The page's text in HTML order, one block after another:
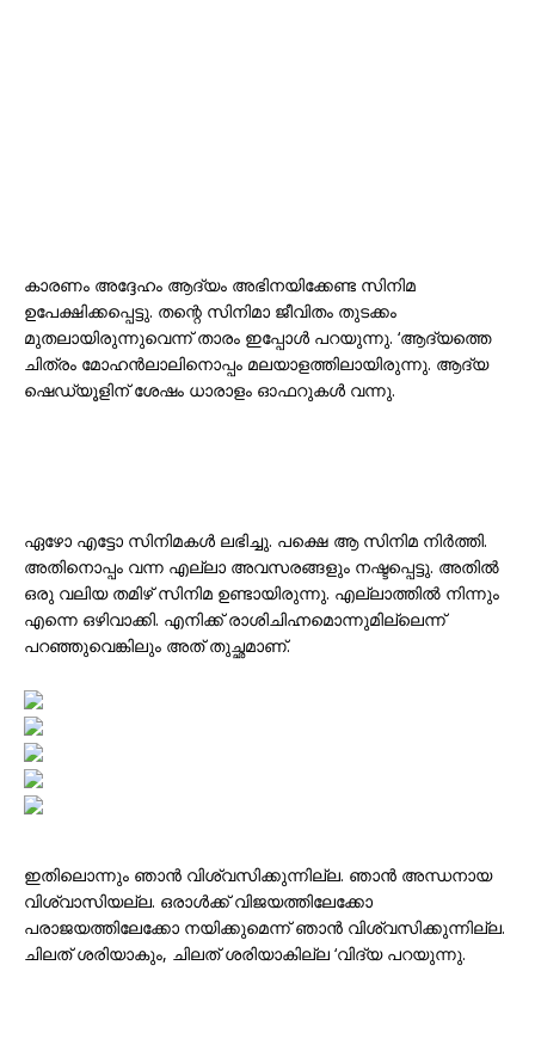
കാരണം അദ്ദേഹം ആദ്യം അഭിനയിക്കേണ്ട സിനിമ
ഉപേക്ഷിക്കപ്പെട്ടു. തന്റെ സിനിമാ ജീവിതം തുടക്കം
മുതലായിരുന്നുവെന്ന് താരം ഇപ്പോൾ പറയുന്നു. ‘ആദ്യത്തെ
ചിത്രം മോഹൻലാലിനൊപ്പം മലയാളത്തിലായിരുന്നു. ആദ്യ
ഷെഡ്യൂളിന് ശേഷം ധാരാളം ഓഫറുകൾ വന്നു.
ഏഴോ എട്ടോ സിനിമകൾ ലഭിച്ചു. പക്ഷെ ആ സിനിമ നിർത്തി.
അതിനൊപ്പം വന്ന എല്ലാ അവസരങ്ങളും നഷ്ടപ്പെട്ടു. അതിൽ
ഒരു വലിയ തമിഴ് സിനിമ ഉണ്ടായിരുന്നു. എല്ലാത്തിൽ നിന്നും
എന്നെ ഒഴിവാക്കി. എനിക്ക് രാശിചിഹ്നമൊന്നുമില്ലെന്ന്
പറഞ്ഞുവെങ്കിലും അത് തുച്ഛമാണ്.
ഇതിലൊന്നും ഞാൻ വിശ്വസിക്കുന്നില്ല. ഞാൻ അന്ധനായ
വിശ്വാസിയല്ല. ഒരാൾക്ക് വിജയത്തിലേക്കോ
പരാജയത്തിലേക്കോ നയിക്കുമെന്ന് ഞാൻ വിശ്വസിക്കുന്നില്ല.
ചിലത് ശരിയാകും, ചിലത് ശരിയാകില്ല ‘വിദ്യ പറയുന്നു.